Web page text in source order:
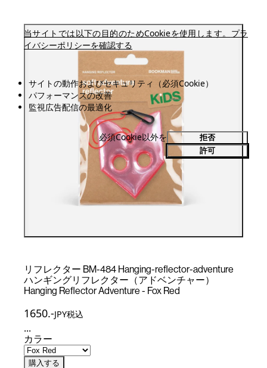
当サイトでは以下の目的のためCookieを使用します。 プラ
イバシーポリシーを確認する
サイトの動作およびセキュリティ（必須Cookie）
パフォーマンスの改善
監視広告配信の最適化
必須Cookie以外を
拒否
許可
リフレクター BM-484 Hanging-reflector-adventure
ハンギングリフレクター（アドベンチャー）
Hanging Reflector Adventure - Fox Red
1650.-JPY税込
...
カラー
購入する